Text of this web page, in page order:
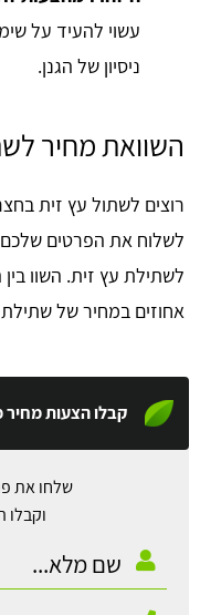
עשוי להעיד על
ניסיון של הגנן.
השוואת מחיר
רוצים לשתול עץ זית
לשתילת עץ זית. השוו
אחוזים במחיר של
קבלו הצעות מחיר
שלחו את
וקבלו